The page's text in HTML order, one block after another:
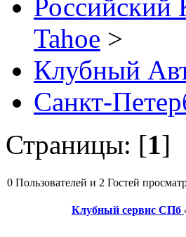
Российский
Tahoe >
Клубный
Санкт-
Страницы: [1]
0 Пользователей и 2 Гостей
Клубный сервис СПб